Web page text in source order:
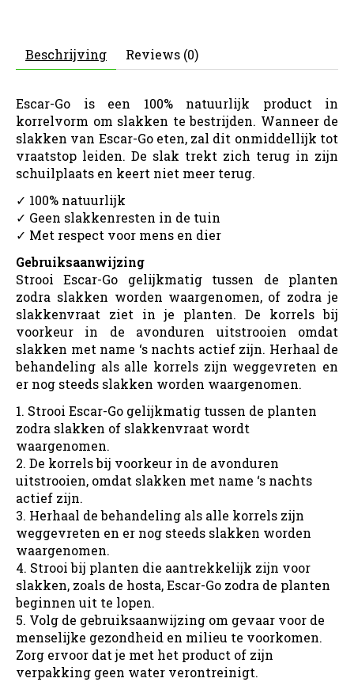
Beschrijving Reviews (0)
Escar-Go is een 100% natuurlijk product in
korrelvorm om slakken te bestrijden. Wanneer de
slakken van Escar-Go eten, zal dit onmiddellijk tot
vraatstop leiden. De slak trekt zich terug in zijn
schuilplaats en keert niet meer terug.
✓ 100% natuurlijk
✓ Geen slakkenresten in de tuin
✓ Met respect voor mens en dier
Gebruiksaanwijzing
Strooi Escar-Go gelijkmatig tussen de planten
zodra slakken worden waargenomen, of zodra je
slakkenvraat ziet in je planten. De korrels bij
voorkeur in de avonduren uitstrooien omdat
slakken met name ‘s nachts actief zijn. Herhaal de
behandeling als alle korrels zijn weggevreten en
er nog steeds slakken worden waargenomen.
Strooi Escar-Go gelijkmatig tussen de planten
zodra slakken of slakkenvraat wordt
waargenomen.
De korrels bij voorkeur in de avonduren
uitstrooien, omdat slakken met name ‘s nachts
actief zijn.
Herhaal de behandeling als alle korrels zijn
weggevreten en er nog steeds slakken worden
waargenomen.
Strooi bij planten die aantrekkelijk zijn voor
slakken, zoals de hosta, Escar-Go zodra de planten
beginnen uit te lopen.
Volg de gebruiksaanwijzing om gevaar voor de
menselijke gezondheid en milieu te voorkomen.
Zorg ervoor dat je met het product of zijn
verpakking geen water verontreinigt.